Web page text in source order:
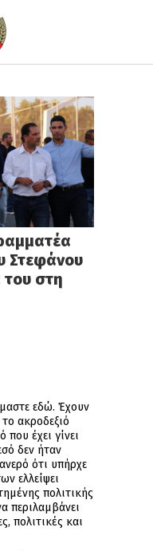
Στεφάνου
του στη
εδώ. Έχουν
το ακροδεξιό
έχει γίνει
δεν ήταν
ότι υπήρχε
ελλείψει
πολιτικής
περιλαμβάνει
πολιτικές και